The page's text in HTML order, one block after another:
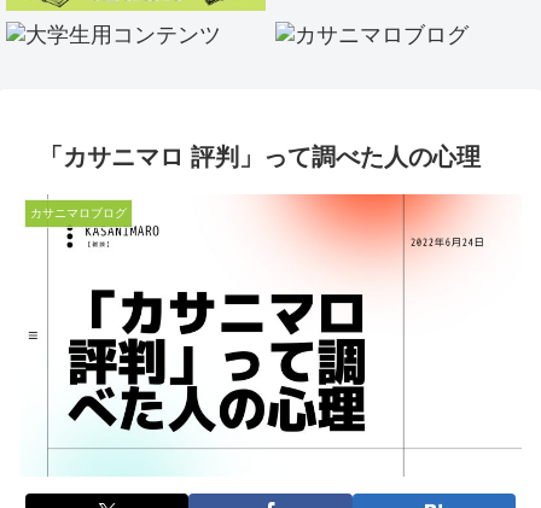
「カサニマロ 評判」って調べた人の心理
カサニマロブログ